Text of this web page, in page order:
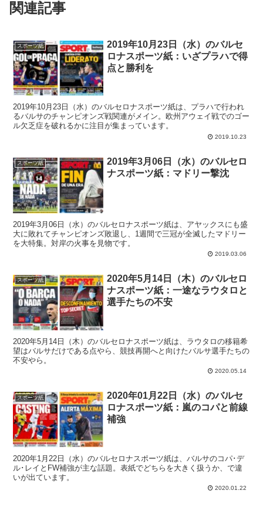
関連記事
スポーツ紙
2019年10月23日（水）のバルセ
ロナスポーツ紙：いざプラハで得
点と勝利を
2019年10月23日（水）のバルセロナスポーツ紙は、プラハで行われ
るバルサのチャンピオンズ戦関連がメイン。欧州アウェイ戦でのゴー
ル欠乏症を破れるかに注目が集まっています。
2019.10.23
スポーツ紙
2019年3月06日（水）のバルセロ
ナスポーツ紙：マドリー撃沈
2019年3月06日（水）のバルセロナスポーツ紙は、アヤックスにも盛
大に敗れてチャンピオンズ敗退し、1週間で三冠が全滅したマドリー
を大特集。対岸の火事を見物です。
2019.03.06
スポーツ紙
2020年5月14日（木）のバルセロ
ナスポーツ紙：一途なラウタロと
選手たちの不安
2020年5月14日（木）のバルセロナスポーツ紙は、ラウタロの移籍希
望はバルサだけである点やら、競技再開へと向けたバルサ選手たちの
不安やら。
2020.05.14
スポーツ紙
2020年01月22日（水）のバルセ
ロナスポーツ紙：嵐のコパと前線
補強
2020年1月22日（水）のバルセロナスポーツ紙は、バルサのコパ･デ
ル･レイとFW補強が主な話題。表紙でどちらを大きく扱うか、で違
いが出ています。
2020.01.22